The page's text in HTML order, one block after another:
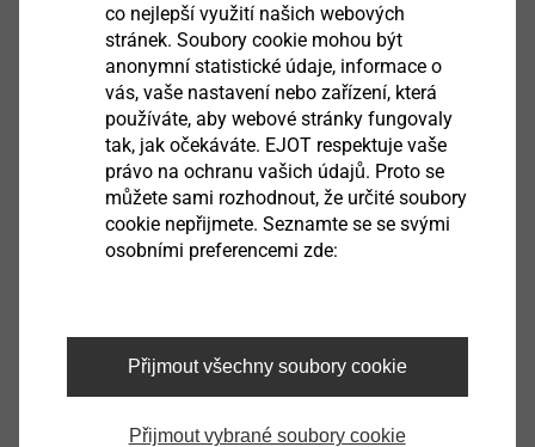
DELTA PT®
Zobrazit výrobek
FLOWpoint DELTA PT
co nejlepší využití našich webových
stránek. Soubory cookie mohou být
anonymní statistické údaje, informace o
vás, vaše nastavení nebo zařízení, která
používáte, aby webové stránky fungovaly
tak, jak očekáváte. EJOT respektuje vaše
právo na ochranu vašich údajů. Proto se
můžete sami rozhodnout, že určité soubory
cookie nepřijmete. Seznamte se se svými
osobními preferencemi zde:
Přijmout všechny soubory cookie
Přijmout vybrané soubory cookie